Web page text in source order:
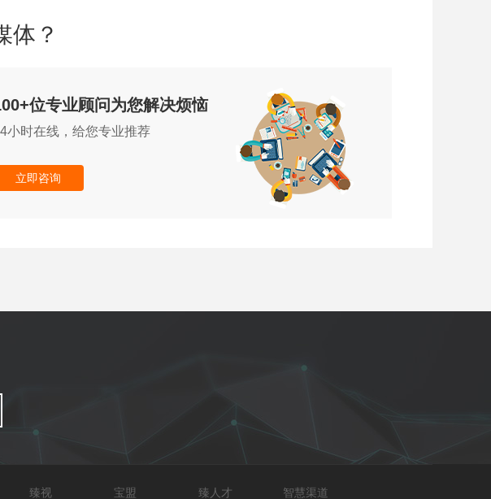
体？
位专业顾问为您解决烦恼
小时在线，给您专业推荐
立即咨询
臻视 宝盟 臻人才 智慧渠道